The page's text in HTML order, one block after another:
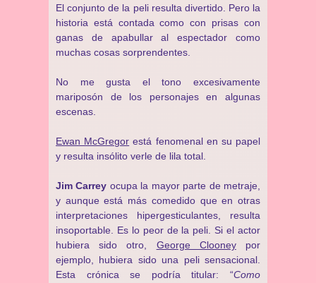
El conjunto de la peli resulta divertido. Pero la
historia está contada como con prisas con
ganas de apabullar al espectador como
muchas cosas sorprendentes.
No me gusta el tono excesivamente
mariposón de los personajes en algunas
escenas.
Ewan McGregor está fenomenal en su papel
y resulta insólito verle de lila total.
Jim Carrey ocupa la mayor parte de metraje,
y aunque está más comedido que en otras
interpretaciones hipergesticulantes, resulta
insoportable. Es lo peor de la peli. Si el actor
hubiera sido otro, George Clooneypor
ejemplo, hubiera sido una peli sensacional.
Esta crónica se podría titular: “Como